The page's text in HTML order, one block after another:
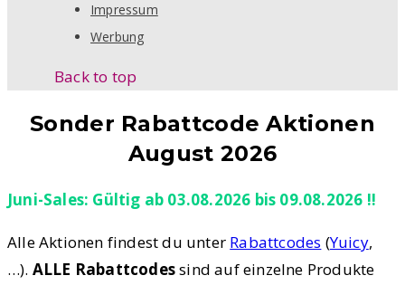
Impressum
Werbung
Back to top
Sonder Rabattcode Aktionen
August 2026
Juni-Sales: Gültig ab 03.08.2026 bis 09.08.2026 !!
Alle Aktionen findest du unter Rabattcodes (Yuicy,
…). ALLE Rabattcodessind auf einzelne Produkte